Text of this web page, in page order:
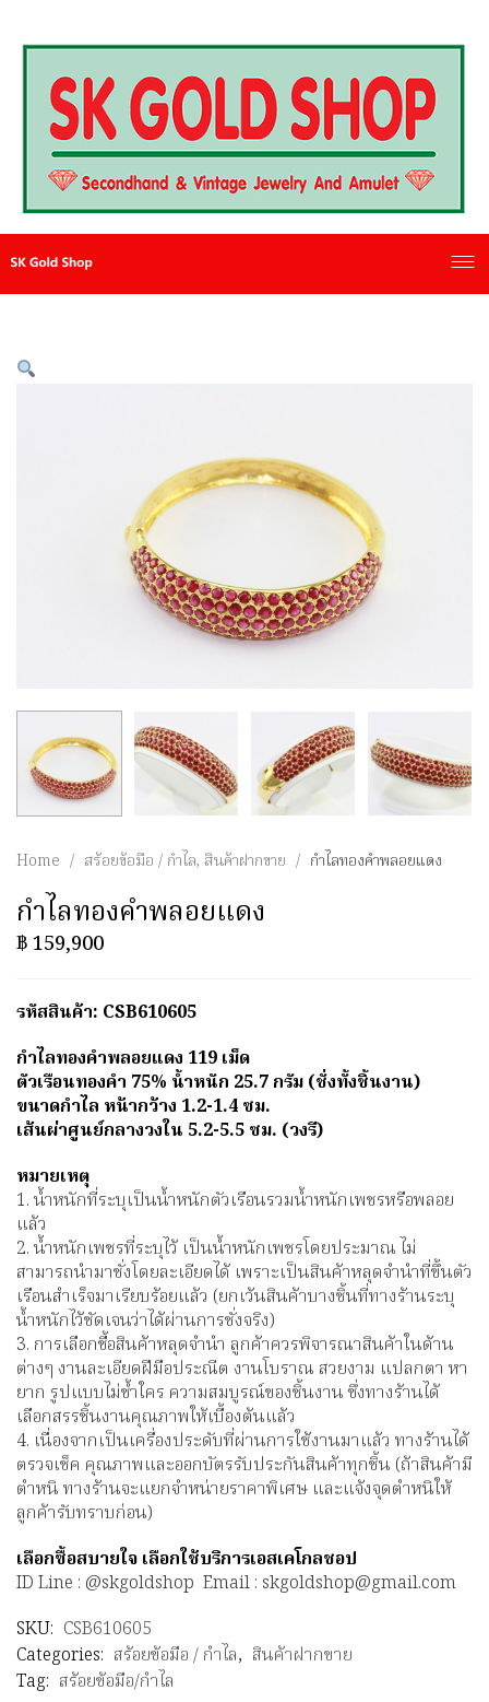
Home / สร้อยข้อมือ / กำไล, สินค้าฝากขาย / กำไลทองคำพลอยแดง
กำไลทองคำพลอยแดง
฿159,900
รหัสสินค้า: CSB610605
กำไลทองคำพลอยแดง 119 เม็ด
ตัวเรือนทองคำ 75% น้ำหนัก 25.7 กรัม (ชั่งทั้งชิ้นงาน)
ขนาดกำไล หน้ากว้าง 1.2-1.4 ซม.
เส้นผ่าศูนย์กลางวงใน 5.2-5.5 ซม. (วงรี)
หมายเหตุ
1. น้ำหนักที่ระบุเป็นน้ำหนักตัวเรือนรวมน้ำหนักเพชรหรือพลอย
แล้ว
2. น้ำหนักเพชรที่ระบุไว้ เป็นน้ำหนักเพชรโดยประมาณ ไม่
สามารถนำมาชั่งโดยละเอียดได้ เพราะเป็นสินค้าหลุดจำนำที่ขึ้นตัว
เรือนสำเร็จมาเรียบร้อยแล้ว (ยกเว้นสินค้าบางชิ้นที่ทางร้านระบุ
น้ำหนักไว้ชัดเจนว่าได้ผ่านการชั่งจริง)
3. การเลือกซื้อสินค้าหลุดจำนำ ลูกค้าควรพิจารณาสินค้าในด้าน
ต่างๆ งานละเอียดฝีมือประณีต งานโบราณ สวยงาม แปลกตา หา
ยาก รูปแบบไม่ซ้ำใคร ความสมบูรณ์ของชิ้นงาน ซึ่งทางร้านได้
เลือกสรรชิ้นงานคุณภาพให้เบื้องต้นแล้ว
4. เนื่องจากเป็นเครื่องประดับที่ผ่านการใช้งานมาแล้ว ทางร้านได้
ตรวจเช็ค คุณภาพและออกบัตรรับประกันสินค้าทุกชิ้น (ถ้าสินค้ามี
ตำหนิ ทางร้านจะแยกจำหน่ายราคาพิเศษ และแจ้งจุดตำหนิให้
ลูกค้ารับทราบก่อน)
เลือกซื้อสบายใจ เลือกใช้บริการเอสเคโกลชอป
ID Line : @skgoldshop Email : skgoldshop@gmail.com
SKU: CSB610605
Categories: สร้อยข้อมือ / กำไล, สินค้าฝากขาย
Tag: สร้อยข้อมือ/กำไล